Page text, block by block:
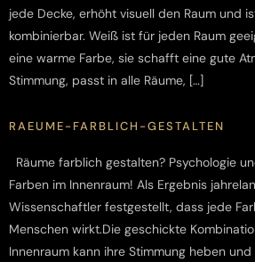
jede Decke, erhöht visuell den Raum und
kombinierbar. Weiß ist für jeden Raum
eine warme Farbe, sie schafft eine gute
Stimmung, passt in alle Räume, […]
RAEUME-FARBLICH-GESTALTEN
Räume farblich gestalten? Psychologie
Farben im Innenraum! Als Ergebnis
Wissenschaftler festgestellt, dass jede
Menschen wirkt.Die geschickte
Innenraum kann ihre Stimmung heben